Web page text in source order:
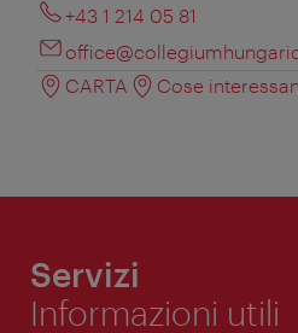
+43 1 214 05 81
CARTA
Cose
Servizi
Informazioni utili